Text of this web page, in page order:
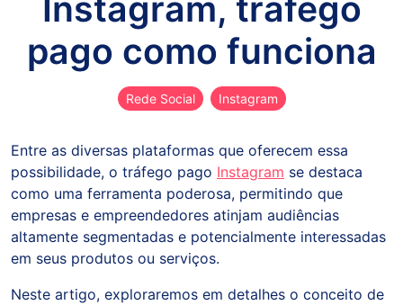
Instagram, tráfego
pago como funciona
Rede Social Instagram
Entre as diversas plataformas que oferecem essa
possibilidade, o tráfego pago Instagram se destaca
como uma ferramenta poderosa, permitindo que
empresas e empreendedores atinjam audiências
altamente segmentadas e potencialmente interessadas
em seus produtos ou serviços.
Neste artigo, exploraremos em detalhes o conceito de